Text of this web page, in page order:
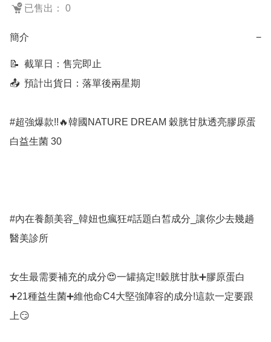
已售出： 0
簡介 −
📝  截單日：售完即止
📤  預計出貨日：落單後兩星期
#超強爆款!!🔥韓國NATURE DREAM 穀胱甘肽透亮膠原蛋
白益生菌 30
#內在養顏美容_韓妞也瘋狂#話題白皙成分_讓你少去幾趟
醫美診所
女生最需要補充的成分😍一罐搞定!!穀胱甘肽➕膠原蛋白
➕21種益生菌➕維他命C4大堅強陣容的成分!這款一定要跟
上😏